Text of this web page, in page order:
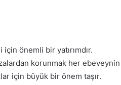
önemli bir yatırımdır.
korunmak her ebeveynin
için büyük bir önem taşır.